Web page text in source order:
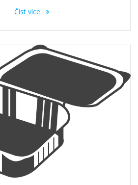
Číst více.